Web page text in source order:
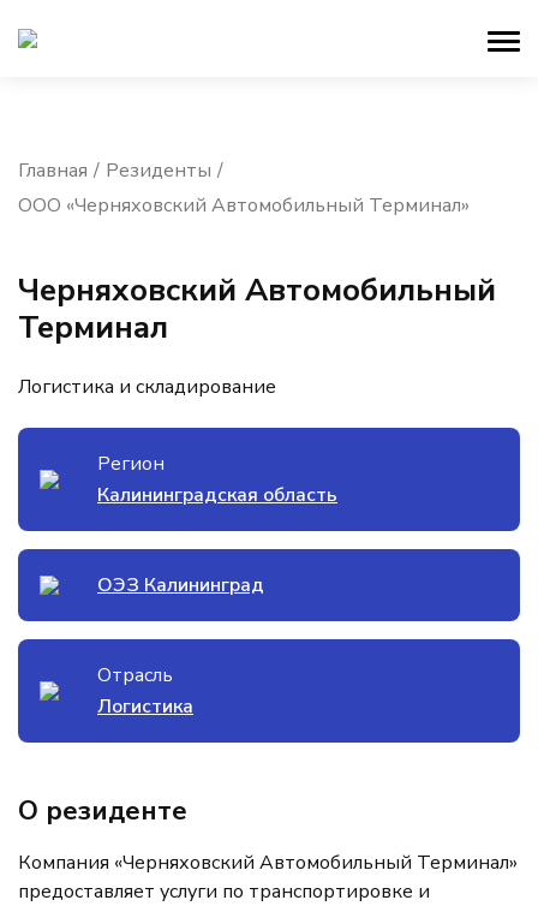
Главная
Резиденты
ООО «Черняховский Автомобильный Терминал»
Черняховский Автомобильный
Терминал
Логистика и складирование
Регион
Калининградская область
ОЭЗ Калининград
Отрасль
Логистика
О резиденте
Компания «Черняховский Автомобильный Терминал»
предоставляет услуги по транспортировке и